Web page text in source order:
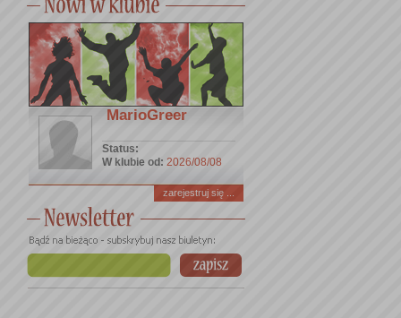
MarioGreer
Status:
W klubie od: 2026/08/08
zarejestruj się ...